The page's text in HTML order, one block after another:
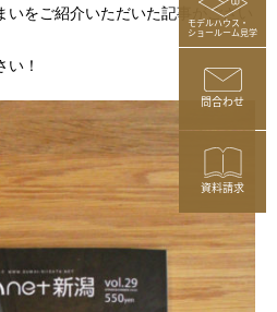
モデルハウス・
ショールーム見学
問合わせ
資料請求
をご紹介いただいた記事がござい
！